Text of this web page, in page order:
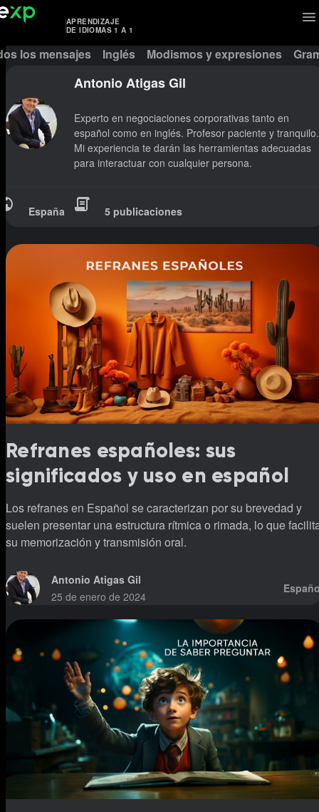
APRENDIZAJE
DE IDIOMAS 1 A 1
los mensajes Inglés Modismos y expresiones
Antonio Atigas Gil
Experto en negociaciones corporativas tanto en
español como en inglés. Profesor paciente y tranquilo.
Mi experiencia te darán las herramientas adecuadas
para interactuar con cualquier persona.
España 5 publicaciones
Refranes españoles: sus
significados y uso en español
Los refranes en Español se caracterizan por su brevedad y
suelen presentar una estructura rítmica o rimada, lo que
su memorización y transmisión oral.
Antonio Atigas Gil
25 de enero de 2024